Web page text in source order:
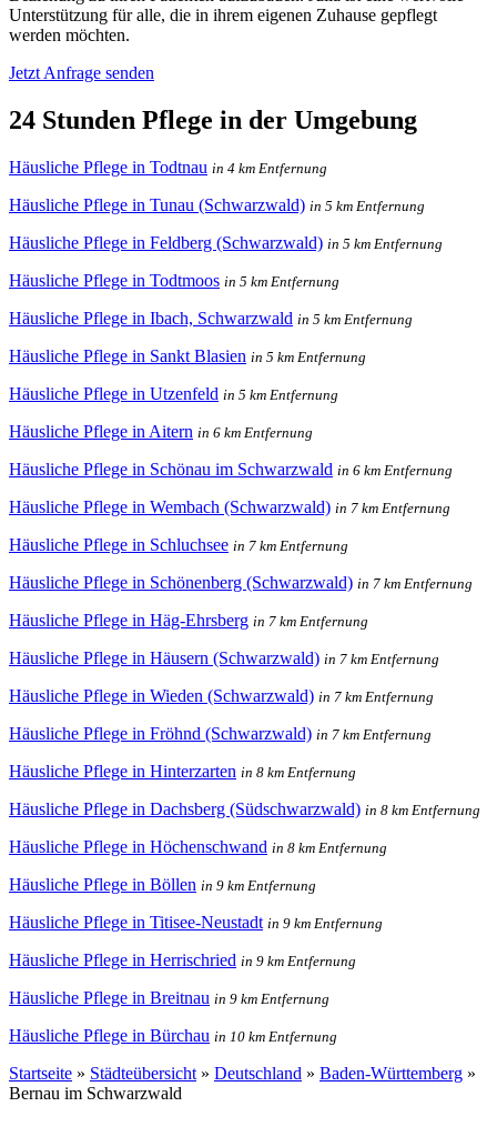
Unterstützung für alle, die in ihrem eigenen Zuhause gepflegt
werden möchten.
Jetzt Anfrage senden
24 Stunden Pflege in der Umgebung
Häusliche Pflege in Todtnau in 4 km Entfernung
Häusliche Pflege in Tunau (Schwarzwald) in 5 km Entfernung
Häusliche Pflege in Feldberg (Schwarzwald) in 5 km Entfernung
Häusliche Pflege in Todtmoos in 5 km Entfernung
Häusliche Pflege in Ibach, Schwarzwald in 5 km Entfernung
Häusliche Pflege in Sankt Blasien in 5 km Entfernung
Häusliche Pflege in Utzenfeld in 5 km Entfernung
Häusliche Pflege in Aitern in 6 km Entfernung
Häusliche Pflege in Schönau im Schwarzwald in 6 km Entfernung
Häusliche Pflege in Wembach (Schwarzwald) in 7 km Entfernung
Häusliche Pflege in Schluchsee in 7 km Entfernung
Häusliche Pflege in Schönenberg (Schwarzwald) in 7 km Entfernung
Häusliche Pflege in Häg-Ehrsberg in 7 km Entfernung
Häusliche Pflege in Häusern (Schwarzwald) in 7 km Entfernung
Häusliche Pflege in Wieden (Schwarzwald) in 7 km Entfernung
Häusliche Pflege in Fröhnd (Schwarzwald) in 7 km Entfernung
Häusliche Pflege in Hinterzarten in 8 km Entfernung
Häusliche Pflege in Dachsberg (Südschwarzwald) in 8 km Entfernung
Häusliche Pflege in Höchenschwand in 8 km Entfernung
Häusliche Pflege in Böllen in 9 km Entfernung
Häusliche Pflege in Titisee-Neustadt in 9 km Entfernung
Häusliche Pflege in Herrischried in 9 km Entfernung
Häusliche Pflege in Breitnau in 9 km Entfernung
Häusliche Pflege in Bürchau in 10 km Entfernung
Startseite » Städteübersicht » Deutschland » Baden-Württemberg »
Bernau im Schwarzwald